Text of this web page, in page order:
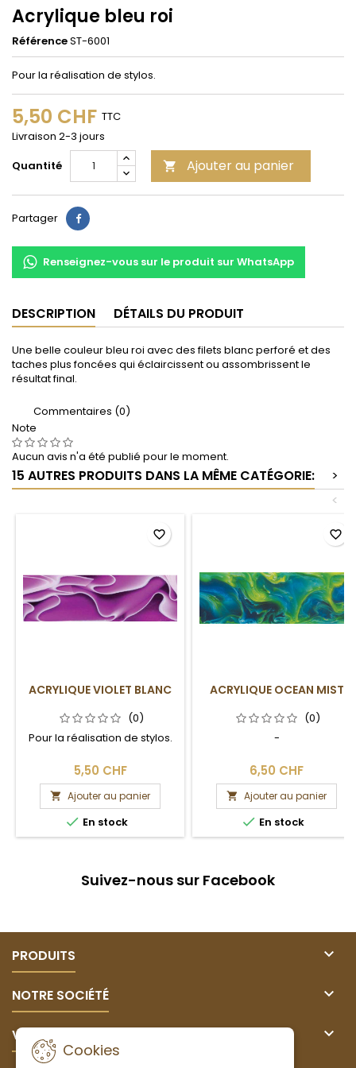
Acrylique bleu roi
RéférenceST-6001
Pour la réalisation de stylos.
5,50 CHF TTC
Livraison 2-3 jours
Quantité
 Ajouter au panier
Partager Partager
Renseignez-vous sur le produit sur WhatsApp
DESCRIPTION DÉTAILS DU PRODUIT
Une belle couleur bleu roi avec des filets blanc perforé et des
taches plus foncées qui éclaircissent ou assombrissent le
résultat final.
Commentaires (0)
Note
Aucun avis n'a été publié pour le moment.
15 AUTRES PRODUITS DANS LA MÊME CATÉGORIE:
>
<
ACRYLIQUE VIOLET BLANC
(0)
Pour la réalisation de stylos.
5,50 CHF
 Ajouter au panier
 En stock
favorite_border
ACRYLIQUE OCEAN MIST
(0)
-
6,50 CHF
 Ajouter au panier
 En stock
favorite_border
Suivez-nous sur Facebook
PRODUITS 
NOTRE SOCIÉTÉ 
VOTRE COMPTE 
Cookies